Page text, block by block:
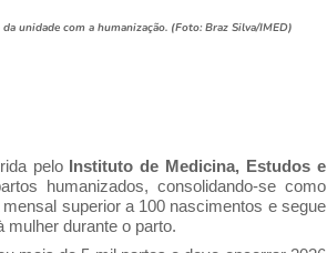
unidade com a humanização. (Foto: Braz Silva/IMED)
pelo Instituto de Medicina, Estudos e
humanizados, consolidando-se como
superior a 100 nascimentos e segue
mulher durante o parto.